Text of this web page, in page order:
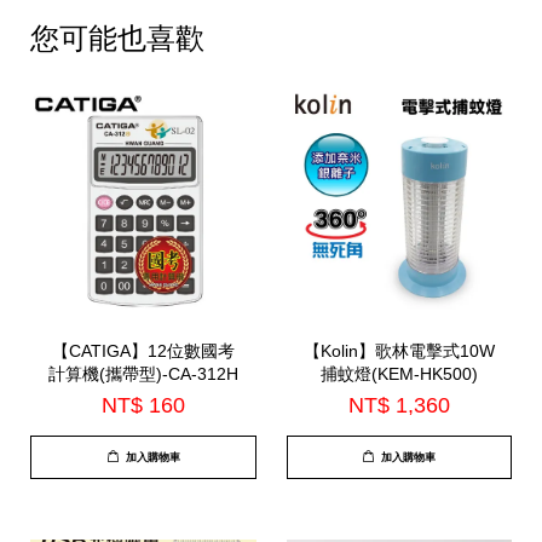
您可能也喜歡
【CATIGA】12位數國考
計算機(攜帶型)-CA-312H
NT$ 160
加入購物車
【Kolin】歌林電擊式10W
捕蚊燈(KEM-HK500)
NT$ 1,360
加入購物車